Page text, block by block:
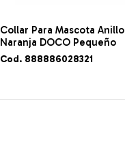
Collar Para Mascota Anillo
Naranja DOCO Pequeño
Cod. 888886028321